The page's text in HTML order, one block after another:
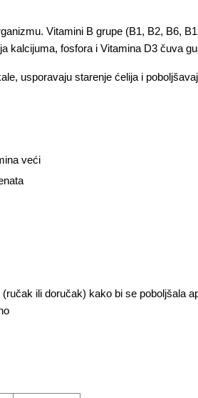
Vitamini B grupe (B1, B2, B6,
kalcijuma, fosfora i Vitamina D3 čuva
usporavaju starenje ćelija i
veći
ili doručak) kako bi se poboljšala